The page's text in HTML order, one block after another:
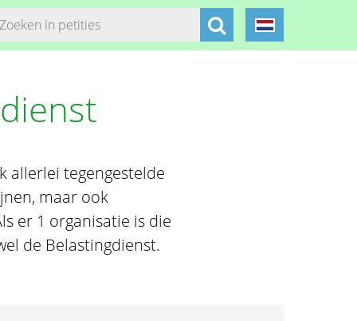
allerlei tegengestelde
maar ook
er 1 organisatie is die
de Belastingdienst.